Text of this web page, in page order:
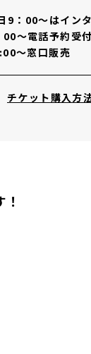
9：00～はイン
～電話予約受付
窓口販売
チケット購入方